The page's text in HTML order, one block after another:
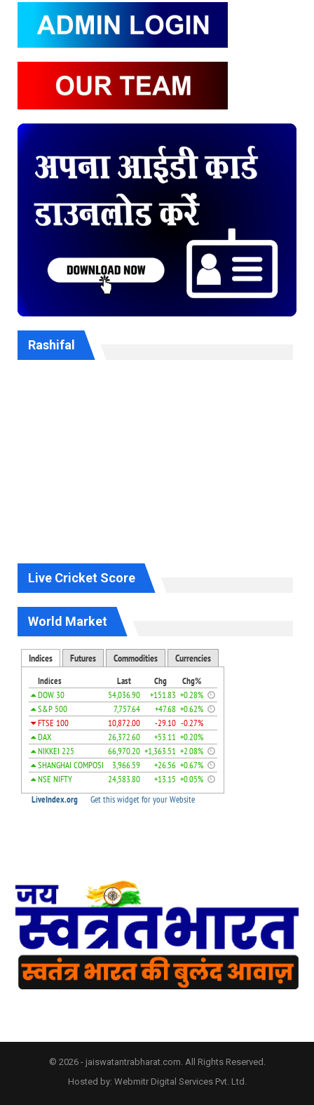
Rashifal
Live Cricket Score
World Market
© 2026 - jaiswatantrabharat.com. All Rights Reserved.
Hosted by: Webmitr Digital Services Pvt. Ltd.